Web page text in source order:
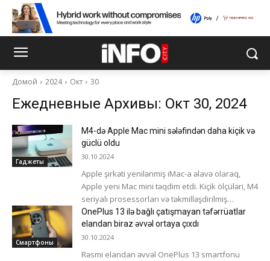
Домой 2024 Окт 30
Ежедневные Архивы: Окт 30, 2024
Гаджеты
M4-də Apple Mac mini sələfindən daha kiçik və
güclü oldu
30.10.2024
Apple şirkəti yenilənmiş iMac-a əlavə olaraq,
Apple yeni Mac mini təqdim etdi. Kiçik ölçüləri, M4
seriyalı prosessorları və təkmilləşdirilmiş
soyutma sistemi ilə tamamilə yeni dizayn...
Смартфоны
OnePlus 13 ilə bağlı çatışmayan təfərrüatlar
elandan biraz əvvəl ortaya çıxdı
30.10.2024
Rəsmi elandan əvvəl OnePlus 13 smartfonu